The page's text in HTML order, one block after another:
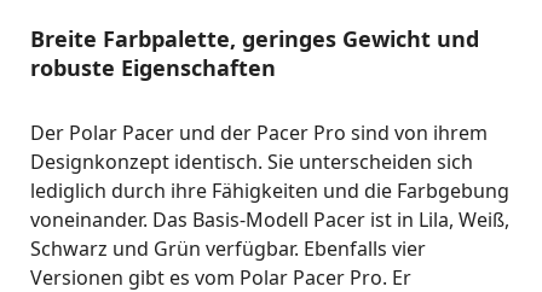
Breite Farbpalette, geringes Gewicht und
robuste Eigenschaften
Der Polar Pacer und der Pacer Pro sind von ihrem
Designkonzept identisch. Sie unterscheiden sich
lediglich durch ihre Fähigkeiten und die Farbgebung
voneinander. Das Basis-Modell Pacer ist in Lila, Weiß,
Schwarz und Grün verfügbar. Ebenfalls vier
Versionen gibt es vom Polar Pacer Pro. Er